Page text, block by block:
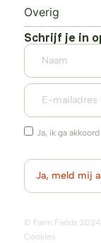
Overig
Schrijf je in
Ja, ik ga
Ja, meld mij
© Farm Fields 2024
Cookies